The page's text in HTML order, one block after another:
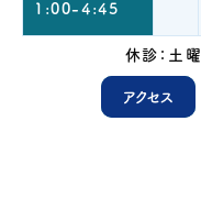
1:00-4:45
休診：土
アクセス